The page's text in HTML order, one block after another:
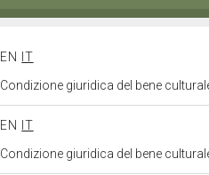
EN
IT
Condizione giuridica del bene
EN
IT
Condizione giuridica del bene